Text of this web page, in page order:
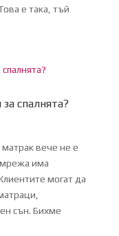
е така, тъй
спалнята?
вече не е
мрежа има
могат да
сън. Бихме